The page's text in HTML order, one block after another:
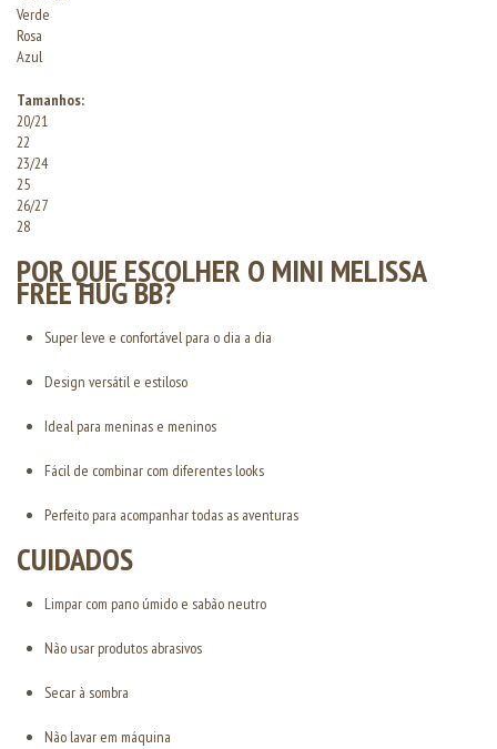
Verde
Rosa
Azul
Tamanhos:
20/21
22
23/24
25
26/27
28
POR QUE ESCOLHER O MINI MELISSA
FREE HUG BB?
Super leve e confortável para o dia a dia
Design versátil e estiloso
Ideal para meninas e meninos
Fácil de combinar com diferentes looks
Perfeito para acompanhar todas as aventuras
CUIDADOS
Limpar com pano úmido e sabão neutro
Não usar produtos abrasivos
Secar à sombra
Não lavar em máquina